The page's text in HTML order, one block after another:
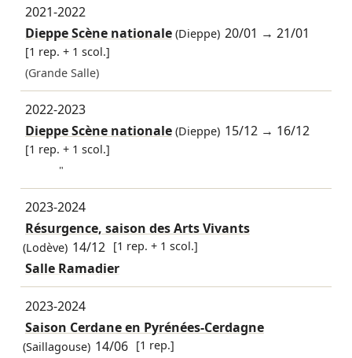
2021-2022
Dieppe Scène nationale(Dieppe) 20/01 →21/01
[1 rep. + 1 scol.]
(Grande Salle)
2022-2023
Dieppe Scène nationale(Dieppe) 15/12 → 16/12
[1 rep. + 1 scol.]
"
2023-2024
Résurgence, saison des Arts Vivants
(Lodève) 14/12 [1 rep. + 1 scol.]
Salle Ramadier
2023-2024
Saison Cerdane en Pyrénées-Cerdagne
(Saillagouse) 14/06 [1 rep.]